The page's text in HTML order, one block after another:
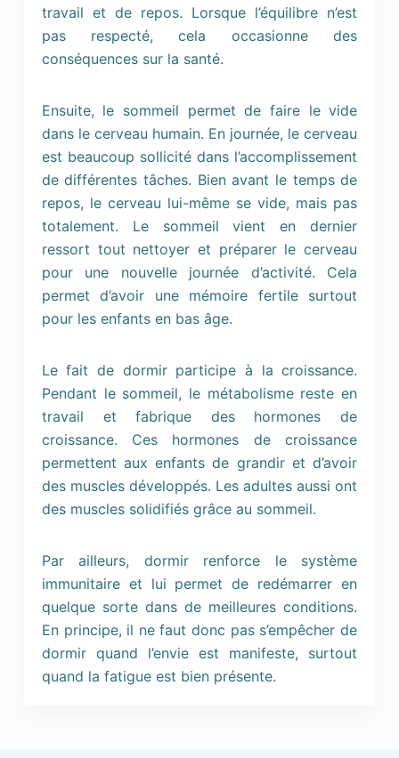
travail et de repos. Lorsque l’équilibre n’est
pas respecté, cela occasionne des
conséquences sur la santé.
Ensuite, le sommeil permet de faire le vide
dans le cerveau humain. En journée, le cerveau
est beaucoup sollicité dans l’accomplissement
de différentes tâches. Bien avant le temps de
repos, le cerveau lui-même se vide, mais pas
totalement. Le sommeil vient en dernier
ressort tout nettoyer et préparer le cerveau
pour une nouvelle journée d’activité. Cela
permet d’avoir une mémoire fertile surtout
pour les enfants en bas âge.
Le fait de dormir participe à la croissance.
Pendant le sommeil, le métabolisme reste en
travail et fabrique des hormones de
croissance. Ces hormones de croissance
permettent aux enfants de grandir et d’avoir
des muscles développés. Les adultes aussi ont
des muscles solidifiés grâce au sommeil.
Par ailleurs, dormir renforce le système
immunitaire et lui permet de redémarrer en
quelque sorte dans de meilleures conditions.
En principe, il ne faut donc pas s’empêcher de
dormir quand l’envie est manifeste, surtout
quand la fatigue est bien présente.